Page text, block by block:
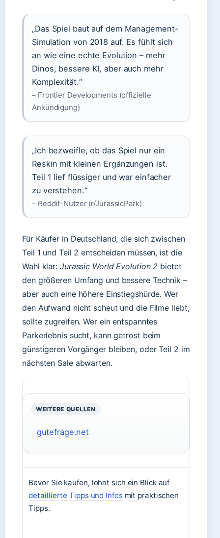
„Das Spiel baut auf dem Management-
Simulation von 2018 auf. Es fühlt sich
an wie eine echte Evolution – mehr
Dinos, bessere KI, aber auch mehr
Komplexität.“
– Frontier Developments (offizielle
Ankündigung)
„Ich bezweifle, ob das Spiel nur ein
Reskin mit kleinen Ergänzungen ist.
Teil 1 lief flüssiger und war einfacher
zu verstehen.“
– Reddit-Nutzer (r/JurassicPark)
Für Käufer in Deutschland, die sich zwischen
Teil 1 und Teil 2 entscheiden müssen, ist die
Wahl klar: Jurassic World Evolution 2 bietet
den größeren Umfang und bessere Technik –
aber auch eine höhere Einstiegshürde. Wer
den Aufwand nicht scheut und die Filme liebt,
sollte zugreifen. Wer ein entspanntes
Parkerlebnis sucht, kann getrost beim
günstigeren Vorgänger bleiben, oder Teil 2 im
nächsten Sale abwarten.
WEITERE QUELLEN
gutefrage.net
Bevor Sie kaufen, lohnt sich ein Blick auf
detaillierte Tipps und Infosmit praktischen
Tipps.